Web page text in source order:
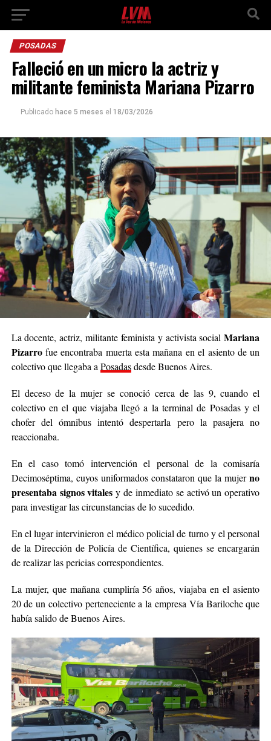
POSADAS
Falleció en un micro la actriz y
militante feminista Mariana Pizarro
Publicado hace 5 meses el 18/03/2026
La docente, actriz, militante feminista y activista socialMariana
Pizarrofue encontraba muerta esta mañana en el asiento de un
colectivo que llegaba a Posadasdesde Buenos Aires.
El deceso de la mujer se conoció cerca de las 9, cuando el
colectivo en el que viajaba llegó a la terminal de Posadas y el
chofer del ómnibus intentó despertarla pero la pasajera no
reaccionaba.
En el caso tomó intervención el personal de la comisaría
Decimoséptima, cuyos uniformados constataron que la mujerno
presentaba signos vitales y de inmediato se activó un operativo
para investigar las circunstancias de lo sucedido.
En el lugar intervinieron el médico policial de turno y el personal
de la Dirección de Policía de Científica, quienes se encargarán
de realizar las pericias correspondientes.
La mujer, que mañana cumpliría 56 años, viajaba en el asiento
20 de un colectivo perteneciente a la empresa Vía Bariloche que
había salido de Buenos Aires.